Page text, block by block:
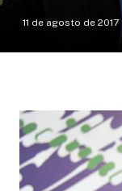
11 de agosto de 2017